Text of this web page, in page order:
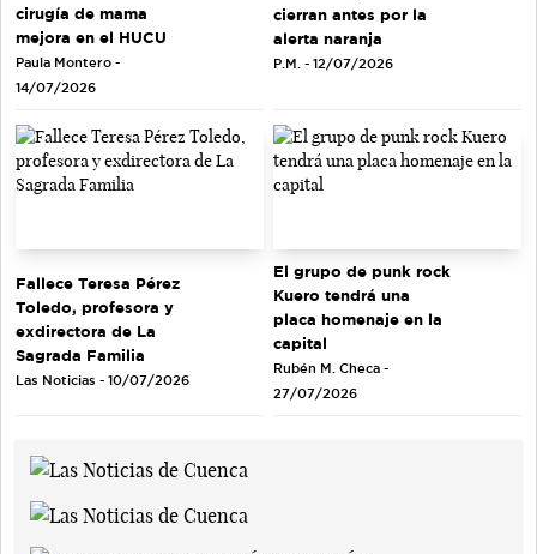
cirugía de mama
mejora en el HUCU
Paula Montero -
14/07/2026
cierran antes por la
alerta naranja
P.M. - 12/07/2026
Fallece Teresa Pérez
Toledo, profesora y
exdirectora de La
Sagrada Familia
Las Noticias - 10/07/2026
El grupo de punk rock
Kuero tendrá una
placa homenaje en la
capital
Rubén M. Checa -
27/07/2026